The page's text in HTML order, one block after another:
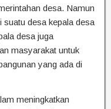
desa. Namun
suatu desa kepala desa
desa juga
masyarakat untuk
yang ada di
meningkatkan